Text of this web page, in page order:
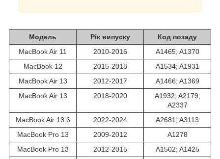
Модель Рік випуску
Код позаду
MacBook Air 11
2010-2016
A1465; A1370
MacBook 12
2015-2018
A1534; A1931
MacBook Air 13
2012-2017
A1466; A1369
MacBook Air 13
2018-2020
A1932; A2179;
A2337
MacBook Air 13.6
2022-2024
A2681; A3113
MacBook Pro 13
2009-2012
A1278
MacBook Pro 13
2012-2015
A1502; A1425